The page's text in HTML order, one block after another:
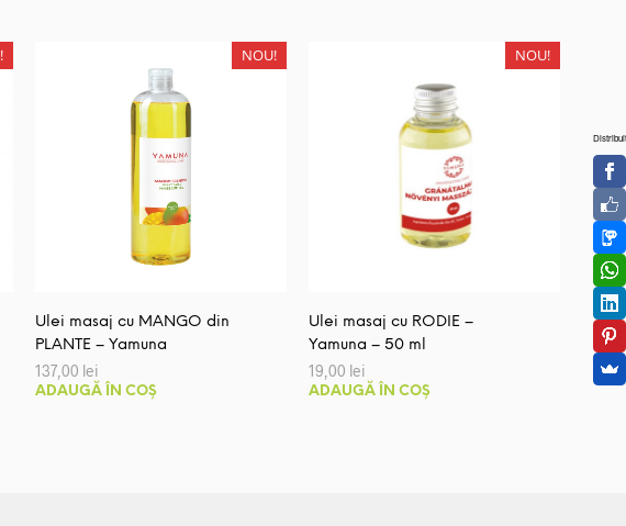
popularitate
NOU!
Ulei masaj cu MANGO din
PLANTE – Yamuna
137,00 lei
ADAUGĂ ÎN COȘ
NOU!
Ulei masaj cu RODIE –
Yamuna – 50 ml
19,00 lei
ADAUGĂ ÎN COȘ
Distribuit